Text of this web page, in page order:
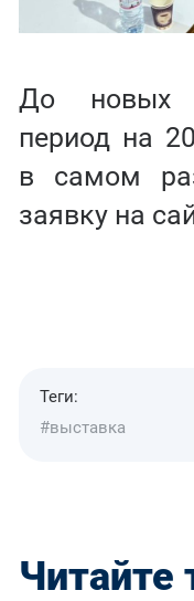
До новых
период на
в самом
заявку на
Теги:
#выставка
Читайте